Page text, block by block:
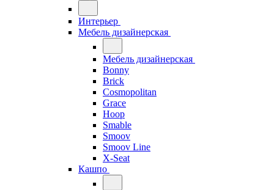
Интерьер
Мебель дизайнерская
Мебель дизайнерская
Bonny
Brick
Cosmopolitan
Grace
Hoop
Smable
Smoov
Smoov Line
X-Seat
Кашпо